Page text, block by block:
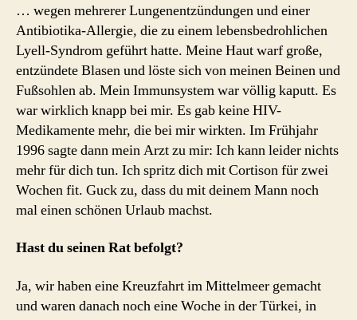
… wegen mehrerer Lungenentzündungen und einer
Antibiotika-Allergie, die zu einem lebensbedrohlichen
Lyell-Syndrom geführt hatte. Meine Haut warf große,
entzündete Blasen und löste sich von meinen Beinen und
Fußsohlen ab. Mein Immunsystem war völlig kaputt. Es
war wirklich knapp bei mir. Es gab keine HIV-
Medikamente mehr, die bei mir wirkten. Im Frühjahr
1996 sagte dann mein Arzt zu mir: Ich kann leider nichts
mehr für dich tun. Ich spritz dich mit Cortison für zwei
Wochen fit. Guck zu, dass du mit deinem Mann noch
mal einen schönen Urlaub machst.
Hast du seinen Rat befolgt?
Ja, wir haben eine Kreuzfahrt im Mittelmeer gemacht
und waren danach noch eine Woche in der Türkei, in